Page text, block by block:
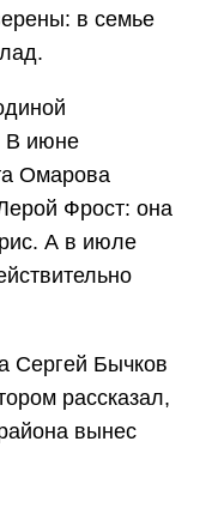
в семье
В июне
Омарова
Фрост: она
А в июле
Сергей Бычков
рассказал,
вынес